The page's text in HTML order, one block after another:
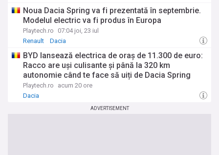
Noua Dacia Spring va fi prezentată în septembrie.
Modelul electric va fi produs în Europa
Playtech.ro
07:04 joi, 23 iul
Renault
Dacia
BYD lansează electrica de oraș de 11.300 de euro:
Racco are uși culisante și până la 320 km
autonomie când te face să uiți de Dacia Spring
Playtech.ro
acum 20 ore
Dacia
ADVERTISEMENT